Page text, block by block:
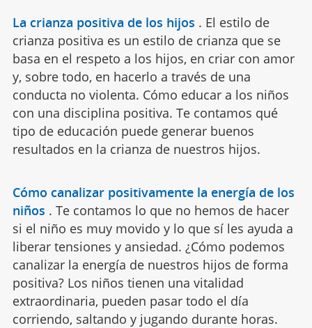
La crianza positiva de los hijos . El estilo de
crianza positiva es un estilo de crianza que se
basa en el respeto a los hijos, en criar con amor
y, sobre todo, en hacerlo a través de una
conducta no violenta. Cómo educar a los niños
con una disciplina positiva. Te contamos qué
tipo de educación puede generar buenos
resultados en la crianza de nuestros hijos.
Cómo canalizar positivamente la energía de los
niños . Te contamos lo que no hemos de hacer
si el niño es muy movido y lo que sí les ayuda a
liberar tensiones y ansiedad. ¿Cómo podemos
canalizar la energía de nuestros hijos de forma
positiva? Los niños tienen una vitalidad
extraordinaria, pueden pasar todo el día
corriendo, saltando y jugando durante horas.